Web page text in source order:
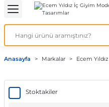
İç Giyim
Çorap
Anasayfa Markalar Ecem Yıldız
Stoktakiler